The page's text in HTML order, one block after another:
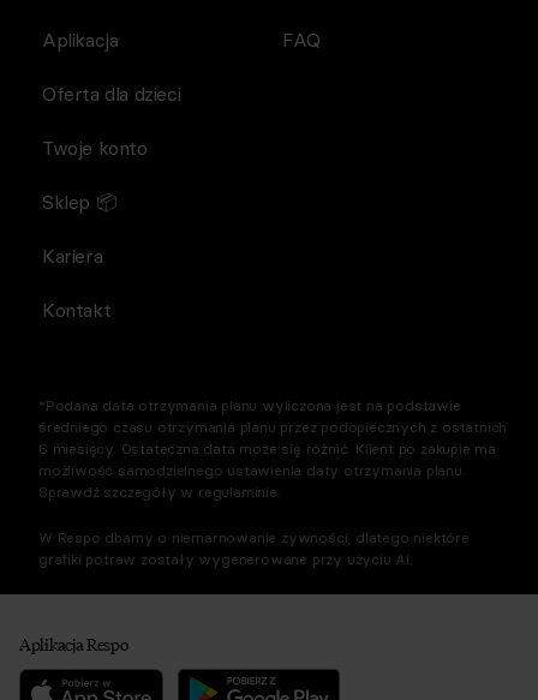
Aplikacja FAQ
Oferta dla dzieci
Twoje konto
Sklep 📦
Kariera
Kontakt
*Podana data otrzymania planu wyliczona jest na podstawie
średniego czasu otrzymania planu przez podopiecznych z ostatnich
6 miesięcy. Ostateczna data może się różnić. Klient po zakupie ma
możliwość samodzielnego ustawienia daty otrzymania planu.
Sprawdź szczegóły w regulaminie.
W Respo dbamy o niemarnowanie żywności, dlatego niektóre
grafiki potraw zostały wygenerowane przy użyciu AI.
Aplikacja Respo